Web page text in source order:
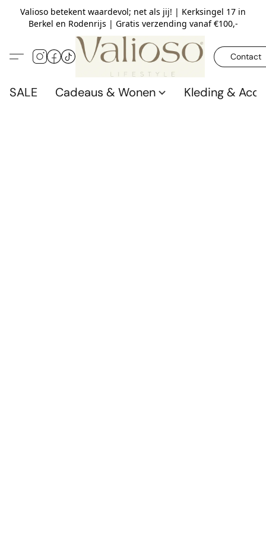
Valioso betekent waardevol; net als jij! | Kerksingel 17 in
Berkel en Rodenrijs | Gratis verzending vanaf €100,-
Contact
SALE Cadeaus & Wonen Kleding &